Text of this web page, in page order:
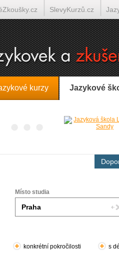
kurzy Jazykové
Místo studia
konkrétní pokročilosti s
SlevyKurzů.cz
on-line Tlumočení-